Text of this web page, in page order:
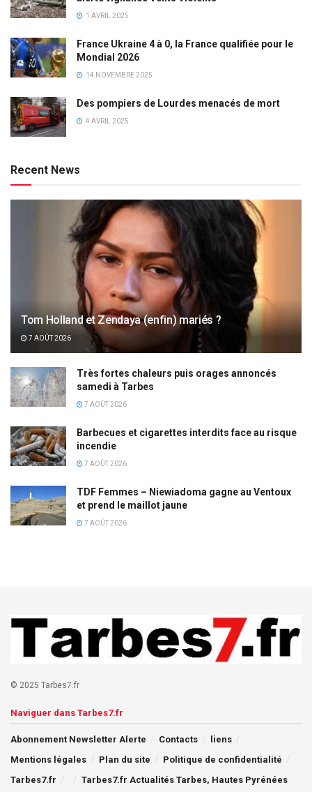
1 AVRIL 2025
France Ukraine 4 à 0, la France qualifiée pour le
Mondial 2026
14 NOVEMBRE 2025
Des pompiers de Lourdes menacés de mort
4 AVRIL 2025
Recent News
Tom Holland et Zendaya (enfin) mariés ?
7 AOÛT 2026
Très fortes chaleurs puis orages annoncés
samedi à Tarbes
7 AOÛT 2026
Barbecues et cigarettes interdits face au risque
incendie
7 AOÛT 2026
TDF Femmes – Niewiadoma gagne au Ventoux
et prend le maillot jaune
7 AOÛT 2026
© 2025 Tarbes7.fr
Naviguer dans Tarbes7.fr
Abonnement Newsletter Alerte Contacts
liens
Mentions légales
Plan du site
Politique de confidentialité
Tarbes7.fr
Tarbes7.fr Actualités Tarbes, Hautes Pyrénées